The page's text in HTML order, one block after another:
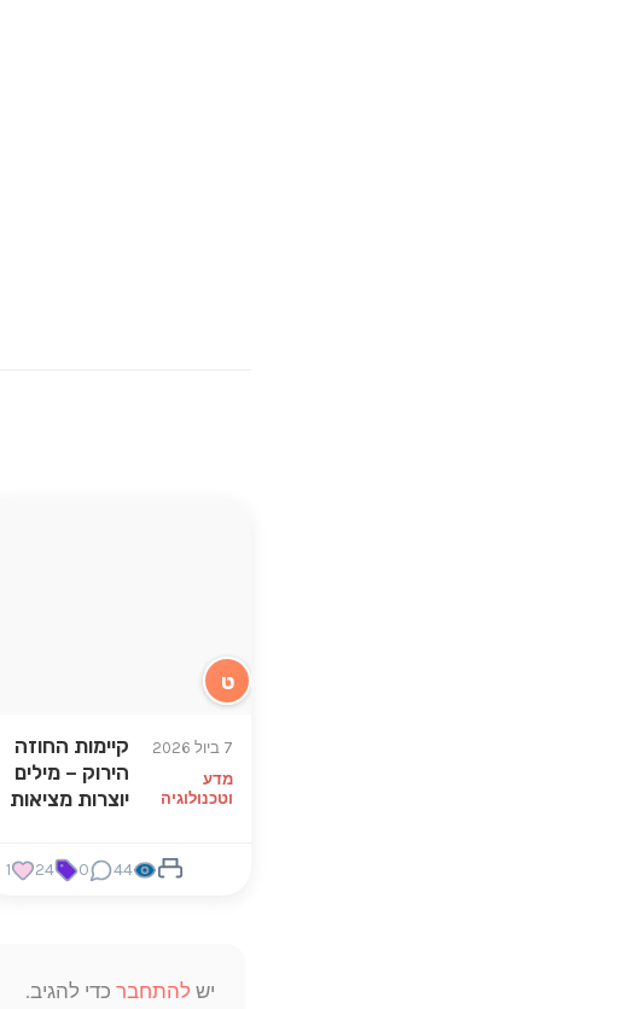
ט
7 ביול 2026
מדע
וטכנולוגיה
קיימות החוזה
הירוק – מילים
יוצרות מציאות
44
0
24
1
יש להתחבר כדי להגיב.